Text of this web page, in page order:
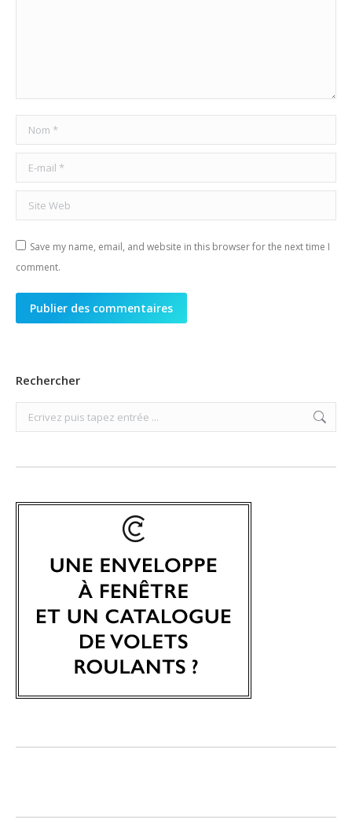
Nom *
E-mail *
Site Web
Save my name, email, and website in this browser for the next time I
comment.
Publier des commentaires
Rechercher
Search: